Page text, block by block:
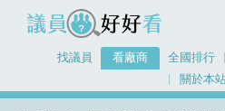
議員好好看
找議員 看廠商 全國排行
關於本